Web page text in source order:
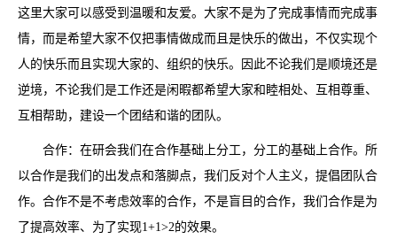
这里大家可以感受到温暖和友爱。大家不是为了完成事情而完成事
情，而是希望大家不仅把事情做成而且是快乐的做出，不仅实现个
人的快乐而且实现大家的、组织的快乐。因此不论我们是顺境还是
逆境，不论我们是工作还是闲暇都希望大家和睦相处、互相尊重、
互相帮助，建设一个团结和谐的团队。
合作：在研会我们在合作基础上分工，分工的基础上合作。所
以合作是我们的出发点和落脚点，我们反对个人主义，提倡团队合
作。合作不是不考虑效率的合作，不是盲目的合作，我们合作是为
了提高效率、为了实现1+1>2的效果。